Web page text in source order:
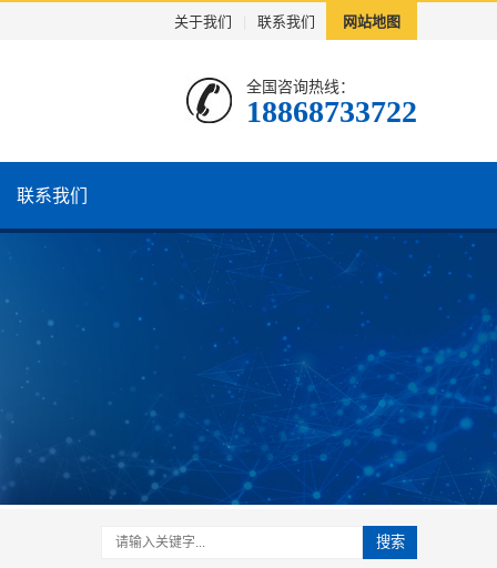
关于我们 联系我们 网站地图
全国咨询热线：
18868733722
联系我们
搜索